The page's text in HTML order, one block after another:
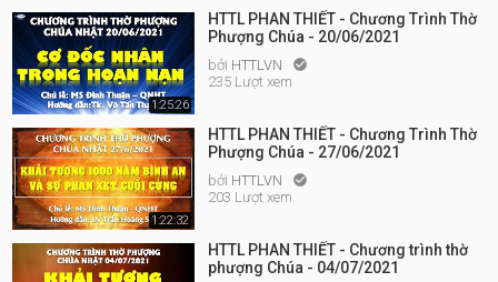
1:25:26
HTTL PHAN THIẾT - Chương Trình Thờ
Phượng Chúa - 20/06/2021
bởi HTTLVN 
235 Lượt xem
1:22:32
HTTL PHAN THIẾT - Chương Trình Thờ
Phượng Chúa - 27/06/2021
bởi HTTLVN 
203 Lượt xem
HTTL PHAN THIẾT - Chương trình thờ
phượng Chúa - 04/07/2021